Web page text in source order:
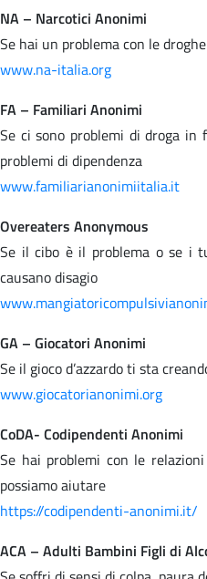
NA – Narcotici Anonimi
Se hai un problema con le droghe
www.na-italia.org
FA – Familiari Anonimi
Se ci sono problemi di droga
problemi di dipendenza
www.familiarianonimiitalia.it
Overeaters Anonymous
Se il cibo è il problema o se i
causano disagio
GA – Giocatori Anonimi
Se il gioco d’azzardo ti sta
www.giocatorianonimi.org
CoDA- Codipendenti Anonimi
Se hai problemi con le
possiamo aiutare
https://codipendenti-anonimi.it/
ACA – Adulti Bambini Figli di